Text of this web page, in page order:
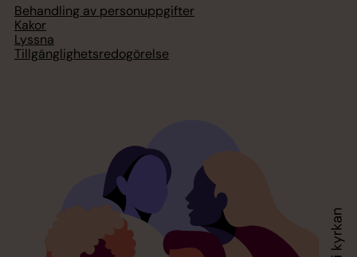
Behandling av personuppgifter
Kakor
Lyssna
Tillgänglighetsredogörelse